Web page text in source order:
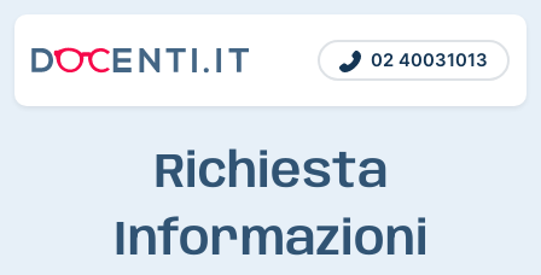
02 40031013
Richiesta
Informazioni